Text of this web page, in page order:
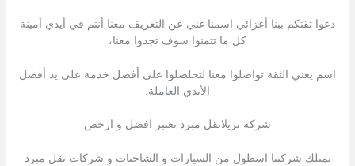
دعوا ثقتكم ببنا أعزائي اسمنا غني عن التعريف معنا أنتم في أيدي أمينة
كل ما تتمنوا سوف تجدوا معنا،
اسم يعني الثقة تواصلوا معنا لتحلصلوا على أفضل خدمة على يد أفضل
الأيدي العاملة.
شركة تريلانقل مبرد تعتبر افضل و ارخص
تمتلك شركتنا اسطول من السیارات و الشاحنات و شركات نقل مبرد